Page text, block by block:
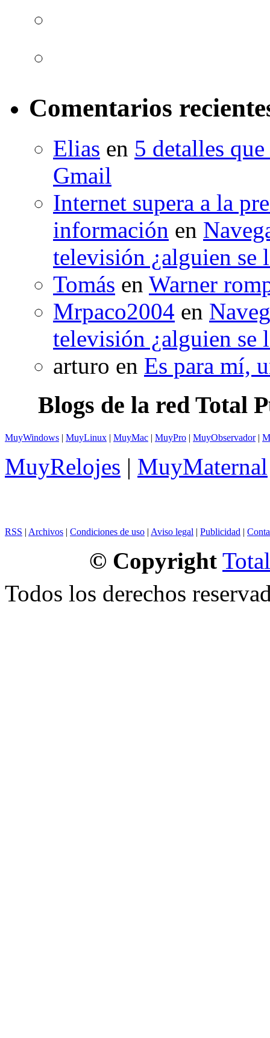
Comentarios
Elias en 5 detalles
Gmail
Internet supera a la
información en
televisión ¿alguien se
Tomás en Warner
Mrpaco2004 en
televisión ¿alguien se
arturo en Es para mí,
Blogs de la red Total
MuyWindows | MuyLinux | MuyMac | MuyPro | MuyObservador|
MuyRelojes | MuyMaternal
RSS | Archivos | Condiciones de uso | Aviso legal | Publicidad |
© Copyright
Todos los derechos